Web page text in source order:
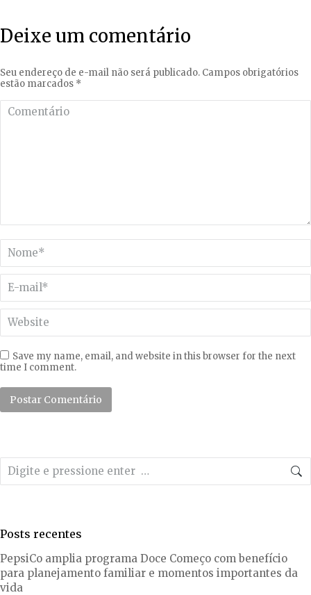
Deixe um comentário
Seu endereço de e-mail não será publicado. Campos obrigatórios
estão marcados *
Comentário
Nome *
E-mail *
Website
Save my name, email, and website in this browser for the next
time I comment.
Postar Comentário
Search:
Posts recentes
PepsiCo amplia programa Doce Começo com benefício
para planejamento familiar e momentos importantes da
vida